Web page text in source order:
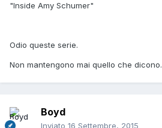
"Inside Amy Schumer"
Odio queste serie.
Non mantengono mai quello che dicono.
Boyd
Inviato 16 Settembre, 2015